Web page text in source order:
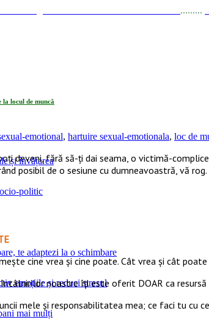
.........
și învățarea
politic
te adaptezi la o schimbare
emoțiile și reduci stresul
mai mulți
locul de muncă
emotional, hartuire sexual-emotionala, loc de
deveni, fără să-ți dai seama, o victimă-
posibil de o sesiune cu dumneavoastră, vă
cine vrea şi cine poate. Cât vrea şi cât poate
noastre îți este oferit DOAR ca resursă
mele și responsabilitatea mea; ce faci tu cu